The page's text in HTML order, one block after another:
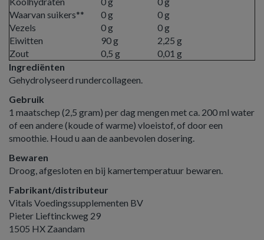
Waarvan suikers**
0 g
0 g
Vezels
0 g
0 g
Eiwitten
90 g
2,25 g
Zout
0,5 g
0,01 g
Ingrediënten
Gehydrolyseerd rundercollageen.
Gebruik
1 maatschep (2,5 gram) per dag mengen met ca. 200 ml water
of een andere (koude of warme) vloeistof, of door een
smoothie. Houd u aan de aanbevolen dosering.
Bewaren
Droog, afgesloten en bij kamertemperatuur bewaren.
Fabrikant/distributeur
Vitals Voedingssupplementen BV
Pieter Lieftinckweg 29
1505 HX Zaandam